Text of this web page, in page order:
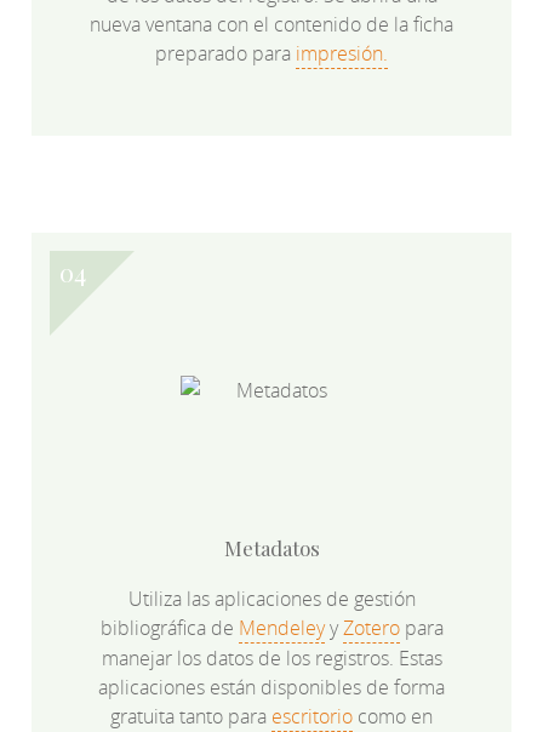
nueva ventana con el contenido de la ficha
preparado para impresión.
Metadatos
Utiliza las aplicaciones de gestión
bibliográfica de MendeleyyZoteropara
manejar los datos de los registros. Estas
aplicaciones están disponibles de forma
gratuita tanto para escritorio como en